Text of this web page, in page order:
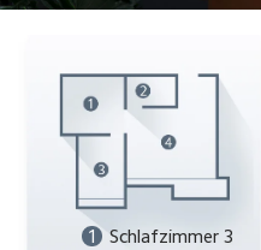
1
Schlafzimmer 3